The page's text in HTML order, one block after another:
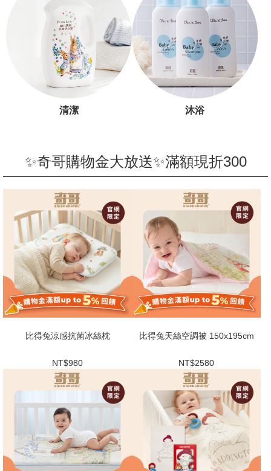
清潔 沐浴
✨奇哥購物金大放送✨滿額現折300
比得兔涼感抗菌冰絲枕
NT$980
比得兔天絲空調被 150x195cm
NT$2580